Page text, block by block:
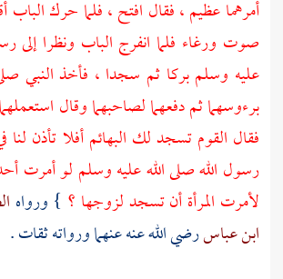
أمرهما عظيم ، فقال افتح ، فلما حرك الباب
صوت ورغاء فلما انفرج الباب ونظرا إلى
عليه وسلم بركا ثم سجدا ، فأخذ النبي
برءوسهما ثم دفعهما لصاحبهما وقال
فقال القوم تسجد لك البهائم أفلا تأذن
رسول الله صلى الله عليه وسلم لو أمرت
لأمرت المرأة أن تسجد لزوجها ؟ } ورواه
ابن عباسرضي الله عنه عنهما ورواته ثقات .